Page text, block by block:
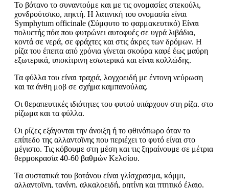
Το βότανο το συναντούμε και με τις ονομασίες στεκούλι,
χονδρούτσικο, πηκτή. Η λατινική του ονομασία είναι
Symphytum officinale (Σύμφυτο το φαρμακευτικό) Είναι
πολυετής πόα που φυτρώνει αυτοφυές σε υγρά λιβάδια,
κοντά σε νερά, σε φράχτες και στις άκρες των δρόμων. Η
ρίζα του έπειτα από χρόνια γίνεται σκούρα καφέ έως μαύρη
εξωτερικά, υποκίτρινη εσωτερικά και είναι κολλώδης.
Τα φύλλα του είναι τραχιά, λογχοειδή με έντονη νεύρωση
και τα άνθη μοβ σε σχήμα καμπανούλας.
Οι θεραπευτικές ιδιότητες του φυτού υπάρχουν στη ρίζα. στο
ρίζωμα και τα φύλλα.
Οι ρίζες εξάγονται την άνοιξη ή το φθινόπωρο όταν το
επίπεδο της αλλαντοϊνης που περιέχει το φυτό είναι στο
μέγιστο. Τις κόβουμε στη μέση και τις ξηραίνουμε σε μέτρια
θερμοκρασία 40-60 βαθμών Κελσίου.
Τα συστατικά του βοτάνου είναι γλίσχρασμα, κόμμι,
αλλαντοϊνη, τανίνη, αλκαλοειδή, ρητίνη και πτητικό έλαιο.